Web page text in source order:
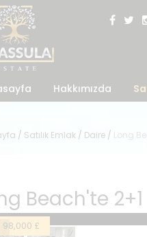
Hakkımızda
/ Satılık Emlak / Daire / Long
Beach'te
98,000 £